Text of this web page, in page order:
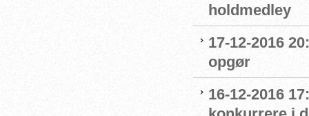
holdmedley
17-12-2016
opgør
16-12-2016